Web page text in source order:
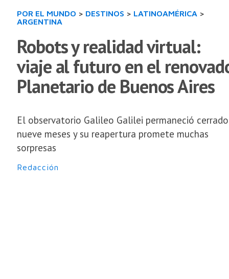
POR EL MUNDO > DESTINOS > LATINOAMÉRICA >
ARGENTINA
Robots y realidad virtual:
viaje al futuro en el
Planetario de Buenos Aires
El observatorio Galileo Galilei permaneció cerrado
nueve meses y su reapertura promete muchas
sorpresas
Redacción